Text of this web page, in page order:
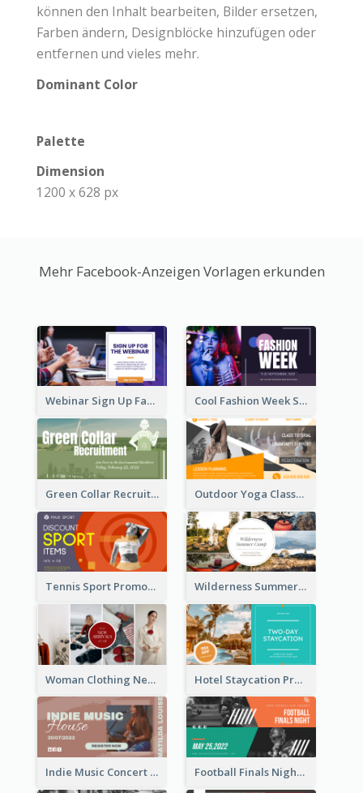
können den Inhalt bearbeiten, Bilder ersetzen,
Farben ändern, Designblöcke hinzufügen oder
entfernen und vieles mehr.
Dominant Color
Palette
Dimension
1200 x 628 px
Mehr Facebook-Anzeigen Vorlagen erkunden
Webinar Sign Up Facebook Ad Cool Fashion Week Sale Facebook Ad
Green Collar Recruit Facebook Ad Outdoor Yoga Classes Facebook Ad
Tennis Sport Promote Facebook Ad Wilderness Summer Camp Facebook Post
Woman Clothing New Arrivals Facebook Ad Hotel Staycation Promotion Facebook Ad
Indie Music Concert Facebook Ad Football Finals Night Watching Facebook Ad